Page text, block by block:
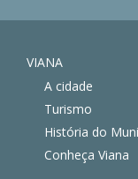
VIANA
A cidade
Turismo
História do
Conheça Viana